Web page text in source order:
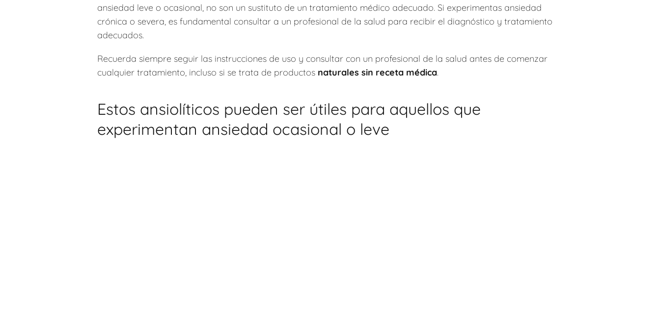
ansiedad leve o ocasional, no son un sustituto de un tratamiento médico adecuado. Si experimentas ansiedad
crónica o severa, es fundamental consultar a un profesional de la salud para recibir el diagnóstico y tratamiento
adecuados.
Recuerda siempre seguir las instrucciones de uso y consultar con un profesional de la salud antes de comenzar
cualquier tratamiento, incluso si se trata de productos naturales sin receta médica.
Estos ansiolíticos pueden ser útiles para aquellos que
experimentan ansiedad ocasional o leve